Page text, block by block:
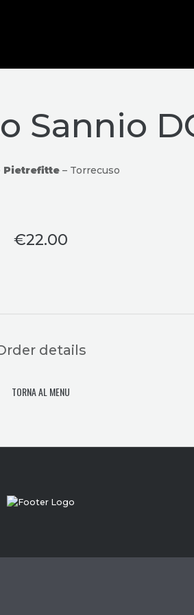
Sannio
Pietrefitte– Torrecuso
€22.00
details
TORNA AL MENU